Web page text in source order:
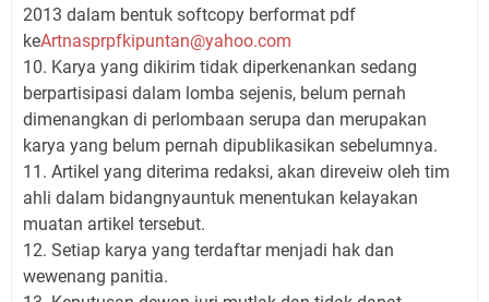
2013 dalam bentuk softcopy berformat pdf
keArtnasprpfkipuntan@yahoo.com
10. Karya yang dikirim tidak diperkenankan sedang
berpartisipasi dalam lomba sejenis, belum pernah
dimenangkan di perlombaan serupa dan merupakan
karya yang belum pernah dipublikasikan sebelumnya.
11. Artikel yang diterima redaksi, akan direveiw oleh tim
ahli dalam bidangnyauntuk menentukan kelayakan
muatan artikel tersebut.
12. Setiap karya yang terdaftar menjadi hak dan
wewenang panitia.